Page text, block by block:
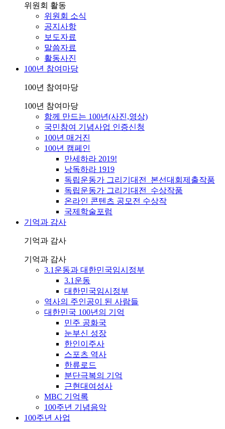
위원회 활동
위원회 소식
공지사항
보도자료
말씀자료
활동사진
100년 참여마당
100년 참여마당
100년 참여마당
함께 만드는 100년(사진,영상)
국민참여 기념사업 인증신청
100년 매거진
100년 캠페인
만세하라 2019!
낭독하라 1919
독립운동가 그리기대전_본선대회제출작품
독립운동가 그리기대전_수상작품
온라인 콘텐츠 공모전 수상작
국제학술포럼
기억과 감사
기억과 감사
기억과 감사
3.1운동과 대한민국임시정부
3.1운동
대한민국임시정부
역사의 주인공이 된 사람들
대한민국 100년의 기억
민주 공화국
눈부신 성장
한인이주사
스포츠 역사
한류로드
분단극복의 기억
근현대여성사
MBC 기억록
100주년 기념음악
100주년 사업